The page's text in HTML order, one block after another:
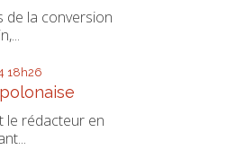
de la conversion
18h26
le rédacteur en